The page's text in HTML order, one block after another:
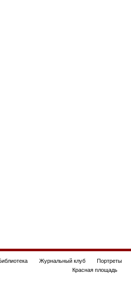
Журнальный клуб Портреты
Красная площадь